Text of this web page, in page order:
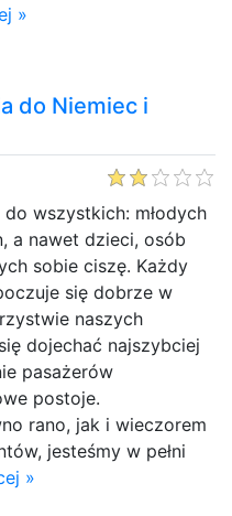
»
do Niemiec i
wszystkich: młodych
a nawet dzieci, osób
sobie ciszę. Każdy
się dobrze w
naszych
dojechać najszybciej
pasażerów
postoje.
rano, jak i wieczorem
jesteśmy w pełni
»